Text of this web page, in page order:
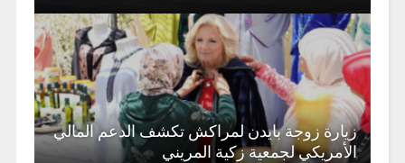
زيارة زوجة بايدن لمراكش تكشف الدعم المالي
الأمريكي لجمعية زكية المريني